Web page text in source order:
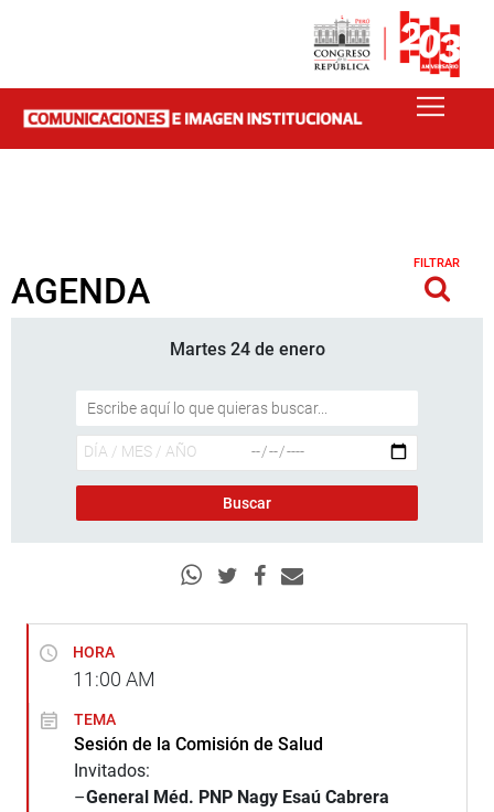
AGENDA
FILTRAR
Martes 24 de enero
HORA
11:00 AM
TEMA
Sesión de la Comisión de Salud
Invitados:
–General Méd. PNP Nagy Esaú Cabrera